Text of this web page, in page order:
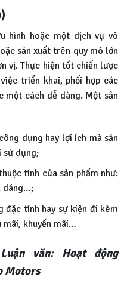
hình hoặc một dịch vụ vô
sản xuất trên quy mô lớn
vị. Thực hiện tốt chiến lược
triển khai, phối hợp các
một cách dễ dàng. Một sản
dụng hay lợi ích mà sản
sử dụng;
tính của sản phẩm như:
dáng…;
đặc tính hay sự kiện đi kèm
mãi, khuyến mãi…
Luận văn: Hoạt động
Motors